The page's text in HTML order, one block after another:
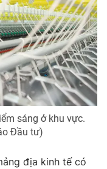
video
thao
sản
Việt
sáng ở khu vực.
Đầu tư)
địa kinh tế có